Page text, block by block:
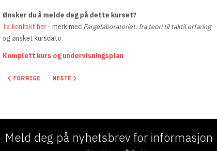
Ønsker du å melde deg på dette kurset?
Ta kontakt her - merk med Fargelaboratoriet: fra teori til taktil erfaring
og ønsket kursdato.
Komplett kurs og undervisningsplan
FORRIGE ARTIKKEL: BLI EN SERTIFISERT FARGERÅDGIVER
FORRIGE NESTE ARTIKKEL: ARKITEKTURENS PALETT -
NESTE
Meld deg på nyhetsbrev for informasjon